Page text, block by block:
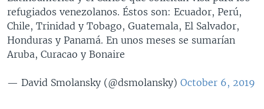
refugiados venezolanos. Éstos son: Ecuador, Perú,
Chile, Trinidad y Tobago, Guatemala, El Salvador,
Honduras y Panamá. En unos meses se sumarían
Aruba, Curacao y Bonaire
— David Smolansky (@dsmolansky) October 6, 2019